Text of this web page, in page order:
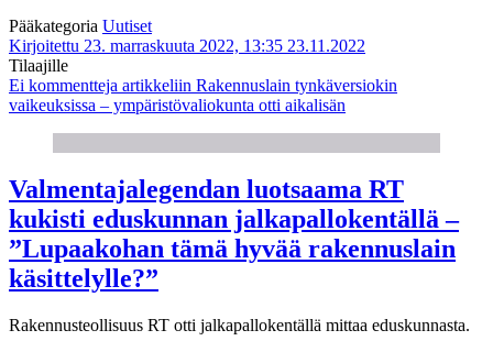
Pääkategoria Uutiset
Kirjoitettu 23. marraskuuta 2022, 13:35 23.11.2022
Tilaajille
Ei kommentteja artikkeliin Rakennuslain tynkäversiokin
vaikeuksissa – ympäristövaliokunta otti aikalisän
Valmentajalegendan luotsaama RT
kukisti eduskunnan jalkapallokentällä –
”Lupaakohan tämä hyvää rakennuslain
käsittelylle?”
Rakennusteollisuus RT otti jalkapallokentällä mittaa eduskunnasta.